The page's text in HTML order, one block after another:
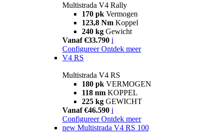
Multistrada V4 Rally
170 pk Vermogen
123,8 Nm Koppel
240 kg Gewicht
Vanaf €33.790 i
Configureer Ontdek meer
V4 RS
Multistrada V4 RS
180 pk VERMOGEN
118 nm KOPPEL
225 kg GEWICHT
Vanaf €46.590 i
Configureer Ontdek meer
new Multistrada V4 RS 100